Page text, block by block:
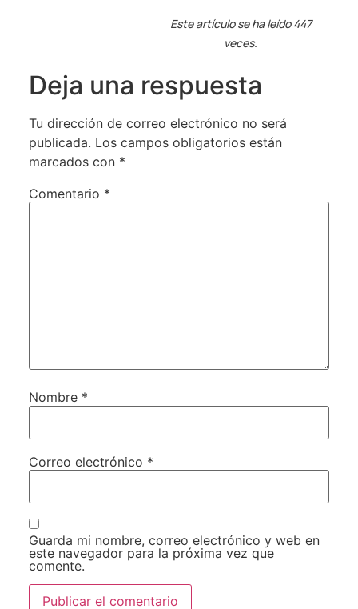
Este artículo se ha leído 447
veces.
Deja una respuesta
Tu dirección de correo electrónico no será
publicada. Los campos obligatorios están
marcados con *
Comentario *
Nombre *
Correo electrónico *
Guarda mi nombre, correo electrónico y web en
este navegador para la próxima vez que
comente.